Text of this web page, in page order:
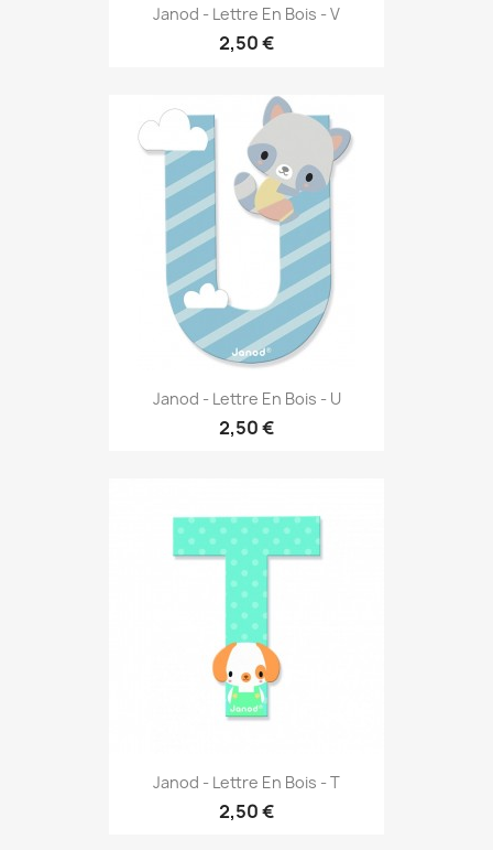
Janod - Lettre En Bois - V
2,50 €
Janod - Lettre En Bois - U
2,50 €
Janod - Lettre En Bois - T
2,50 €